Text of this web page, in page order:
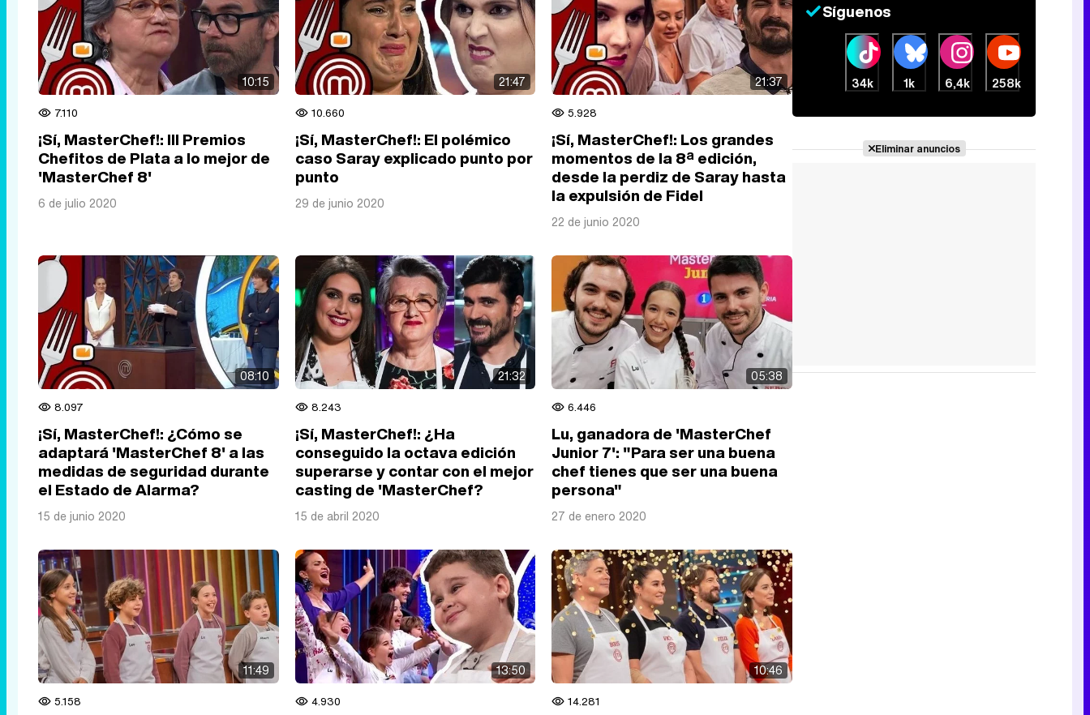
10:15
7.110
¡Sí, MasterChef!: III Premios
Chefitos de Plata a lo mejor de
'MasterChef 8'
6 de julio 2020
21:47
10.660
¡Sí, MasterChef!: El polémico
caso Saray explicado punto por
punto
29 de junio 2020
21:37
5.928
¡Sí, MasterChef!: Los grandes
momentos de la 8ª edición,
desde la perdiz de Saray hasta
la expulsión de Fidel
22 de junio 2020
08:10
8.097
¡Sí, MasterChef!: ¿Cómo se
adaptará 'MasterChef 8' a las
medidas de seguridad durante
el Estado de Alarma?
15 de junio 2020
21:32
8.243
¡Sí, MasterChef!: ¿Ha
conseguido la octava edición
superarse y contar con el mejor
casting de 'MasterChef?
15 de abril 2020
05:38
6.446
Lu, ganadora de 'MasterChef
Junior 7': "Para ser una buena
chef tienes que ser una buena
persona"
27 de enero 2020
11:49
5.158
13:50
4.930
10:46
14.281
Síguenos
34k 1k 6,4k 258k
Eliminar anuncios